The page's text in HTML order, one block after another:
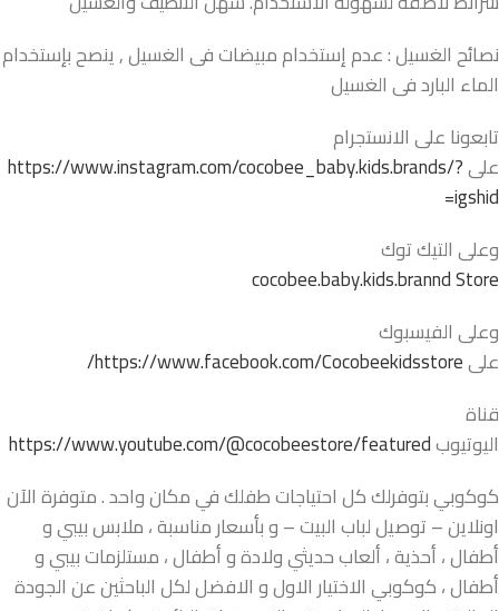
نصائح الغسيل : عدم إستخدام مبيضات فى الغسيل , ينصح بإستخدام
الماء البارد فى الغسيل
تابعونا على الانستجرام
علىhttps://www.instagram.com/cocobee_baby.kids.brands/?
igshid=
وعلى التيك توك
cocobee.baby.kids.brannd Store
وعلى الفيسبوك
علىhttps://www.facebook.com/Cocobeekidsstore/
قناة
اليوتيوبhttps://www.youtube.com/@cocobeestore/featured
كوكوبي بتوفرلك كل احتياجات طفلك في مكان واحد . متوفرة الآن
اونلاين – توصيل لباب البيت – و بأسعار مناسبة ، ملابس بيبي و
أطفال ، أحذية ، ألعاب حديثي ولادة و أطفال ، مستلزمات بيبي و
أطفال ، كوكوبي الاختيار الاول و الافضل لكل الباحثين عن الجودة